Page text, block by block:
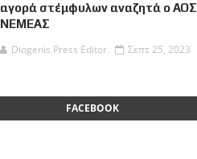
αγορά στέμφυλων αναζητά ο ΑΟΣ
ΝΕΜΕΑΣ
Diogenis Press Editor
Σεπτ 25, 2023
FACEBOOK